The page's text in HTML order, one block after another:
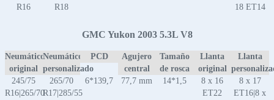
R16
R18
18 ET14
GMC Yukon 2003 5.3L V8
Neumático
original
Neumático
personalizado
PCD
Agujero
central
Tamaño
de rosca
Llanta
original
Llanta
245/75
R16|265/70
265/70
R17|285/55
6*139,7 77,7 mm 14*1,5
8 x 16
ET22
8 x 17
ET16|8 x